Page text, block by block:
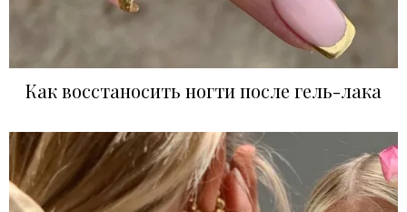
Как восстаносить ногти после гель-лака